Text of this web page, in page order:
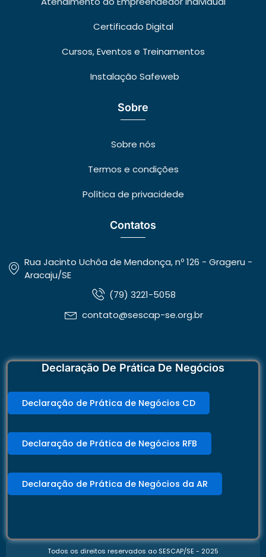
Certificado Digital
Cursos, Eventos e Treinamentos
Instalação Safeweb
Sobre
Sobre nós
Termos e condições
Política de privacidede
Contatos
Rua Jacinto Uchôa de Mendonça, nº 126 - Grageru -
Aracaju/SE
(79) 3221-5058
contato@sescap-se.org.br
Declaração De Prática De Negócios
Declaração de Prática de Negócios CD
Declaração de Prática de Negócios RFB
Declaração de Prática de Negócios da AR
Todos os direitos reservados ao SESCAP/SE - 2025